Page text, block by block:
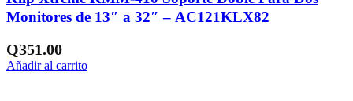
Monitores de 13″ a 32″ – AC121KLX82
Q351.00
Añadir al carrito